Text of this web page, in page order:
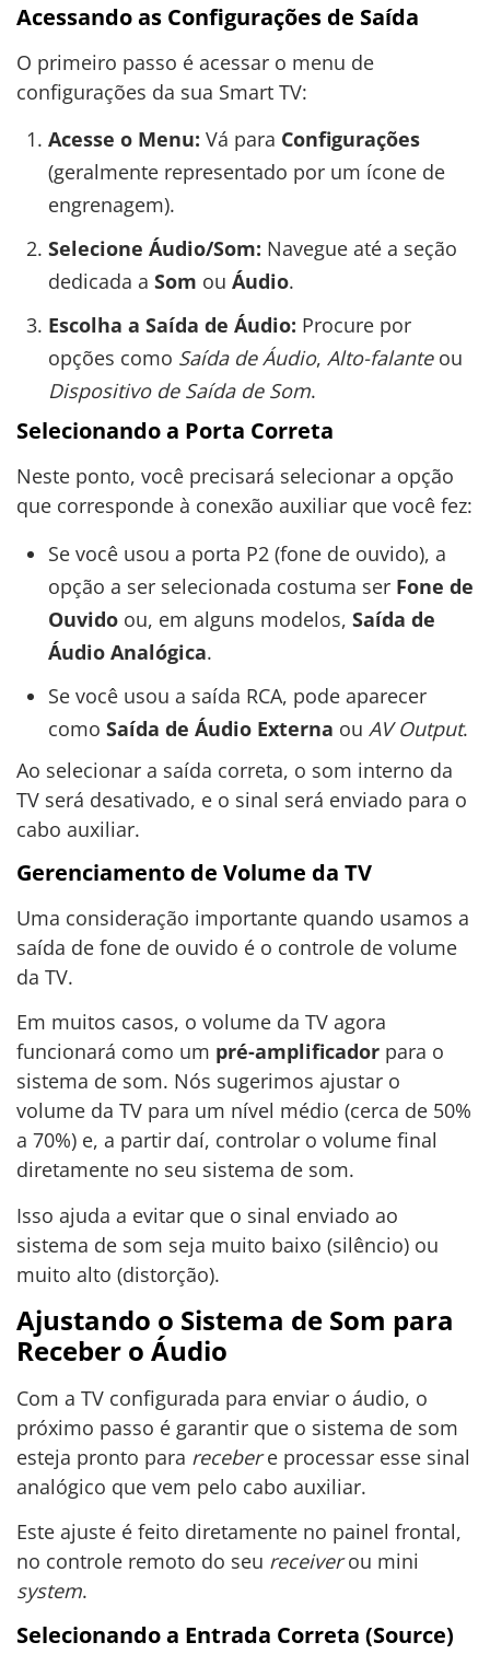
Acessando as Configurações de Saída
O primeiro passo é acessar o menu de
configurações da sua Smart TV:
Acesse o Menu: Vá para Configurações
(geralmente representado por um ícone de
engrenagem).
Selecione Áudio/Som: Navegue até a seção
dedicada a Som ou Áudio.
Escolha a Saída de Áudio: Procure por
opções como Saída de Áudio, Alto-falanteou
Dispositivo de Saída de Som.
Selecionando a Porta Correta
Neste ponto, você precisará selecionar a opção
que corresponde à conexão auxiliar que você fez:
Se você usou a porta P2 (fone de ouvido), a
opção a ser selecionada costuma ser Fone de
Ouvidoou, em alguns modelos, Saída de
Áudio Analógica.
Se você usou a saída RCA, pode aparecer
como Saída de Áudio Externa ou AV Output.
Ao selecionar a saída correta, o som interno da
TV será desativado, e o sinal será enviado para o
cabo auxiliar.
Gerenciamento de Volume da TV
Uma consideração importante quando usamos a
saída de fone de ouvido é o controle de volume
da TV.
Em muitos casos, o volume da TV agora
funcionará como um pré-amplificador para o
sistema de som. Nós sugerimos ajustar o
volume da TV para um nível médio (cerca de 50%
a 70%) e, a partir daí, controlar o volume final
diretamente no seu sistema de som.
Isso ajuda a evitar que o sinal enviado ao
sistema de som seja muito baixo (silêncio) ou
muito alto (distorção).
Ajustando o Sistema de Som para
Receber o Áudio
Com a TV configurada para enviar o áudio, o
próximo passo é garantir que o sistema de som
esteja pronto para recebere processar esse sinal
analógico que vem pelo cabo auxiliar.
Este ajuste é feito diretamente no painel frontal,
no controle remoto do seu receiverou mini
system.
Selecionando a Entrada Correta (Source)